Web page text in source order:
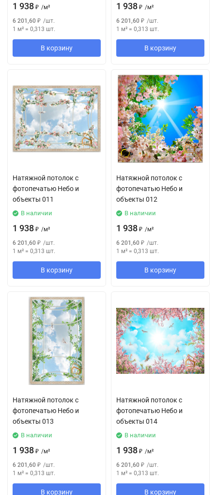
1 938 ₽ /м²
6 201,60 ₽ /шт.
1 м² = 0,313 шт.
В корзину
1 938 ₽ /м²
6 201,60 ₽ /шт.
1 м² = 0,313 шт.
В корзину
Натяжной потолок с
фотопечатью Небо и
объекты 011
В наличии
1 938 ₽ /м²
6 201,60 ₽ /шт.
1 м² = 0,313 шт.
В корзину
Натяжной потолок с
фотопечатью Небо и
объекты 012
В наличии
1 938 ₽ /м²
6 201,60 ₽ /шт.
1 м² = 0,313 шт.
В корзину
Натяжной потолок с
фотопечатью Небо и
объекты 013
В наличии
1 938 ₽ /м²
6 201,60 ₽ /шт.
1 м² = 0,313 шт.
В корзину
Натяжной потолок с
фотопечатью Небо и
объекты 014
В наличии
1 938 ₽ /м²
6 201,60 ₽ /шт.
1 м² = 0,313 шт.
В корзину